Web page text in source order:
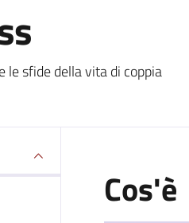
sfide della vita di coppia
Cos'è